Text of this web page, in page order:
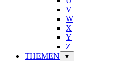
V
W
X
Y
Z
THEMEN
▼